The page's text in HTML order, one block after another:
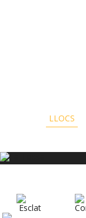
LLOCS